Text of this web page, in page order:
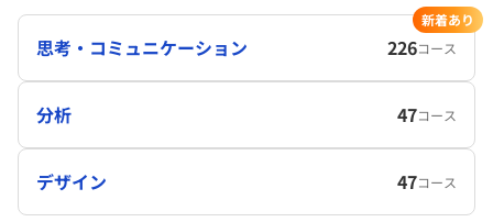
思考・コミュニケーション 226コース
新着あり
分析 47コース
デザイン 47コース